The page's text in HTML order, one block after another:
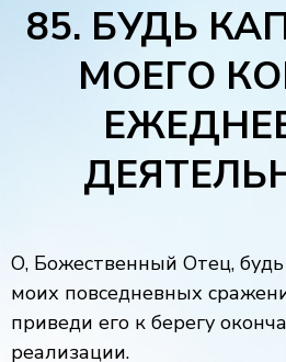
85. БУДЬ
МОЕГО
О, Божественный Отец,
моих повседневных
приведи его к берегу
реализации.